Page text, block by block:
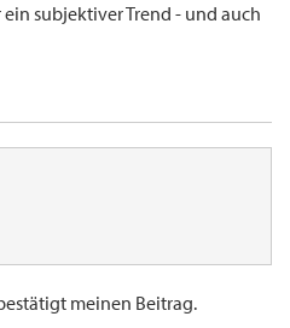
subjektiver Trend - und auch
meinen Beitrag.